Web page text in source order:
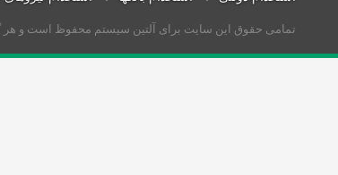
تمامی حقوق این سایت برای آلتین سیستم محفوظ است و هر